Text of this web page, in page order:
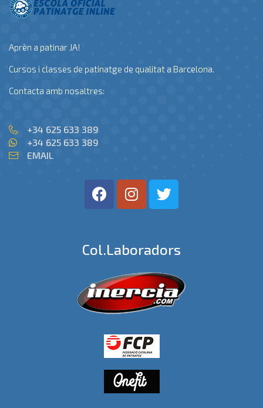
Aprèn a patinar JA!
Cursos i classes de patinatge de qualitat a Barcelona.
Contacta amb nosaltres:
+34 625 633 389
+34 625 633 389
EMAIL
Col.laboradors